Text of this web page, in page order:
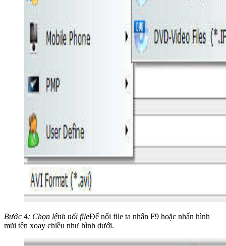
Bước 4: Chọn lệnh nối fileĐể nối file ta nhấn F9 hoặc nhấn hình
mũi tên xoay chiều như hình dưới.